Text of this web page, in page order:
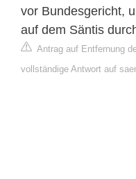
vor Bundesgericht,
auf dem Säntis
Antrag auf Entfernung
vollständige Antwort auf